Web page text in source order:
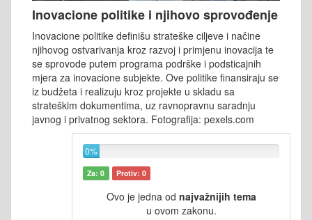
Inovacione politike i njihovo sprovođenje
Inovacione politike definišu strateške ciljeve i načine
njihovog ostvarivanja kroz razvoj i primjenu inovacija te
se sprovode putem programa podrške i podsticajnih
mjera za inovacione subjekte. Ove politike finansiraju se
iz budžeta i realizuju kroz projekte u skladu sa
strateškim dokumentima, uz ravnopravnu saradnju
javnog i privatnog sektora. Fotografija: pexels.com
0%
Za: 0 Protiv: 0
Ovo je jedna od najvažnijih tema
u ovom zakonu.